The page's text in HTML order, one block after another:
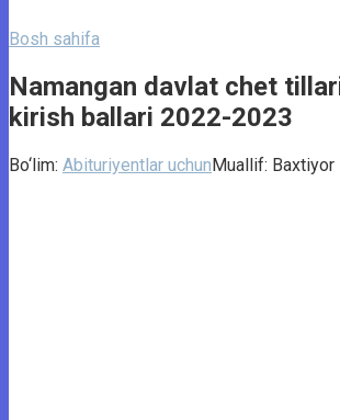
Bosh sahifa
Namangan davlat chet
kirish ballari 2022-2023
Bo‘lim: Abituriyentlar uchunMuallif: Baxtiyor